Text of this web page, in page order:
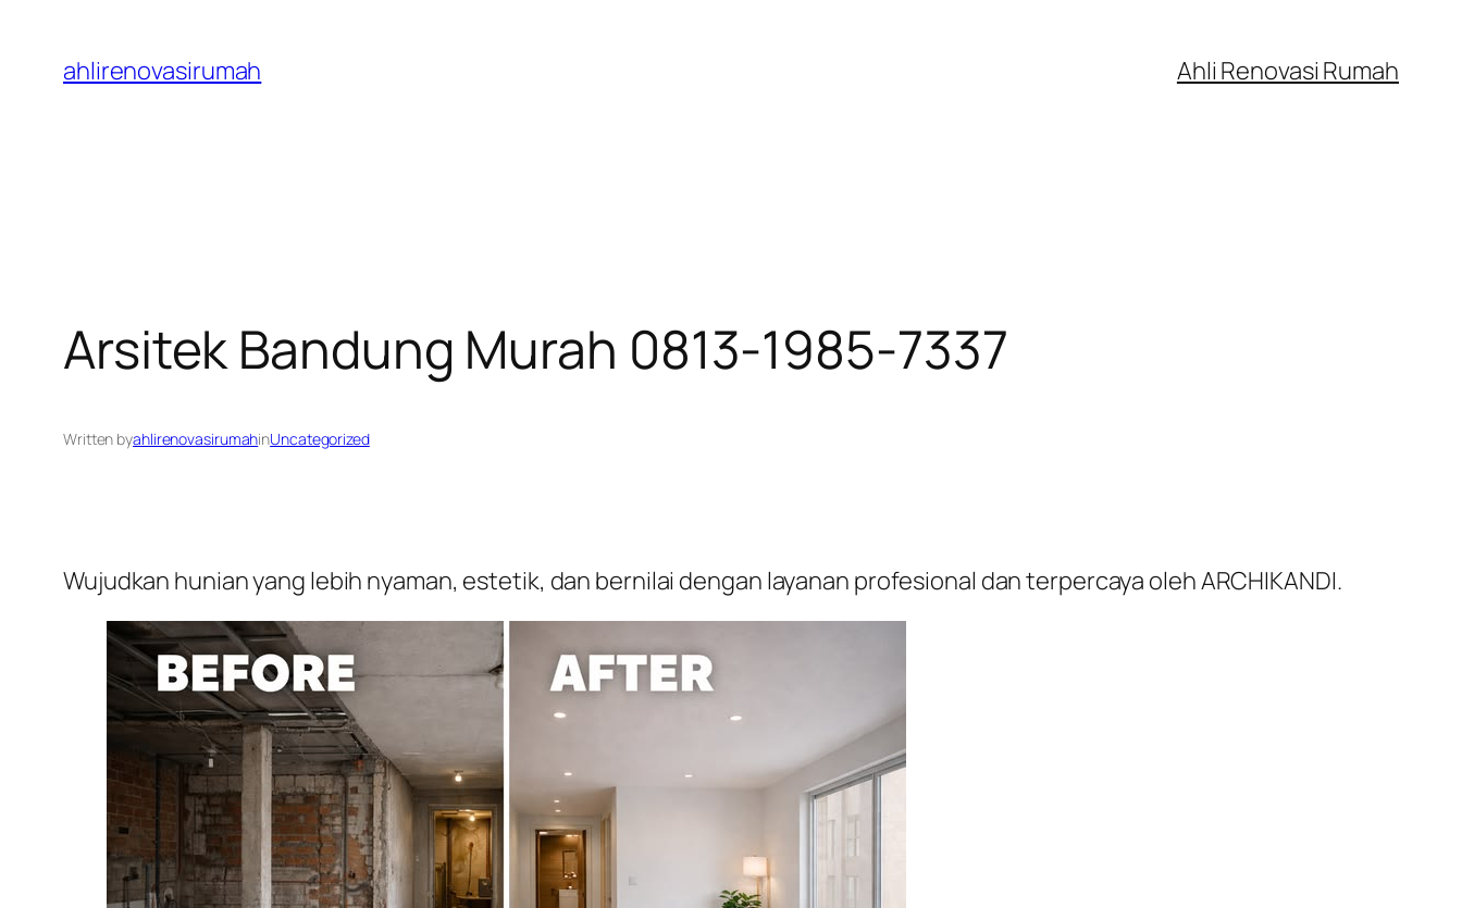
content
ahlirenovasirumah Ahli Renovasi Rumah
Arsitek Bandung Murah 0813-1985-7337
Written byahlirenovasirumahinUncategorized
Wujudkan hunian yang lebih nyaman, estetik, dan bernilai dengan layanan profesional dan terpercaya oleh ARCHIKANDI.